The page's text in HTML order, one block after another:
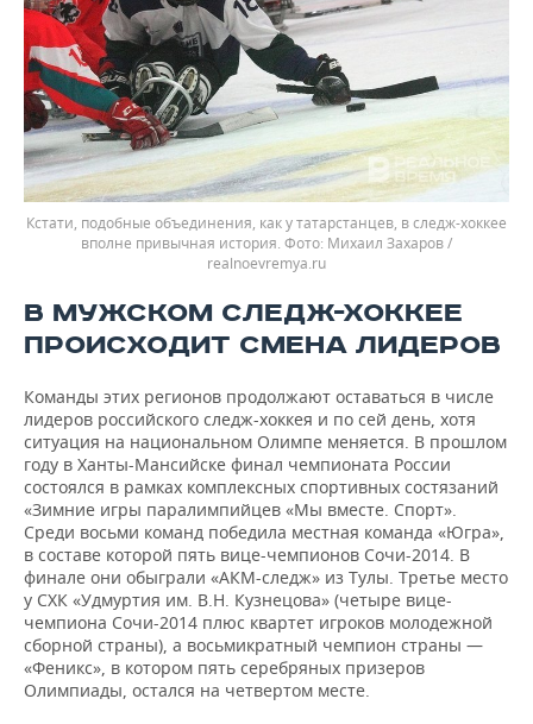
Кстати, подобные объединения, как у татарстанцев, в следж-хоккее
вполне привычная история.
Михаил Захаров /
realnoevremya.ru
В МУЖСКОМ СЛЕДЖ-ХОККЕЕ
ПРОИСХОДИТ СМЕНА ЛИДЕРОВ
Команды этих регионов продолжают оставаться в числе
лидеров российского следж-хоккея и по сей день, хотя
ситуация на национальном Олимпе меняется. В прошлом
году в Ханты-Мансийске финал чемпионата России
состоялся в рамках комплексных спортивных состязаний
«Зимние игры паралимпийцев «Мы вместе. Спорт».
Среди восьми команд победила местная команда «Югра»,
в составе которой пять вице-чемпионов Сочи-2014. В
финале они обыграли «АКМ-следж» из Тулы. Третье место
у СХК «Удмуртия им. В.Н. Кузнецова» (четыре вице-
чемпиона Сочи-2014 плюс квартет игроков молодежной
сборной страны), а восьмикратный чемпион страны —
«Феникс», в котором пять серебряных призеров
Олимпиады, остался на четвертом месте.